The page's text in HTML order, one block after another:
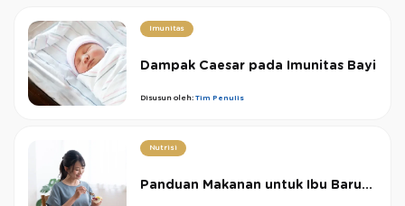
Imunitas
Dampak Caesar pada Imunitas Bayi
Disusun oleh: Tim Penulis
Nutrisi
Panduan Makanan untuk Ibu Baru...